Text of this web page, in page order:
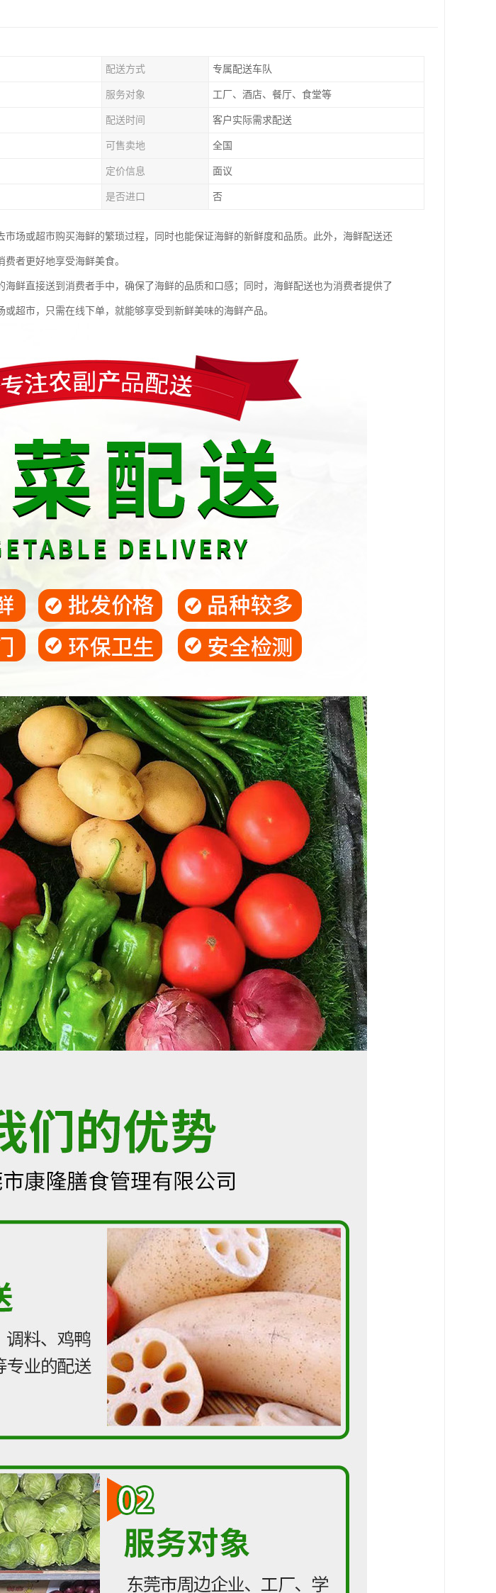
配送方式 专属配送车队
服务对象 工厂、酒店、餐厅、食堂等
配送时间 客户实际需求配送
可售卖地 全国
定价信息 面议
是否进口 否
场或超市购买海鲜的繁琐过程，同时也能保证海鲜的新鲜度和品质。此外，海鲜配送还
者更好地享受海鲜美食。
鲜直接送到消费者手中，确保了海鲜的品质和口感；同时，海鲜配送也为消费者提供了
超市，只需在线下单，就能够享受到新鲜美味的海鲜产品。